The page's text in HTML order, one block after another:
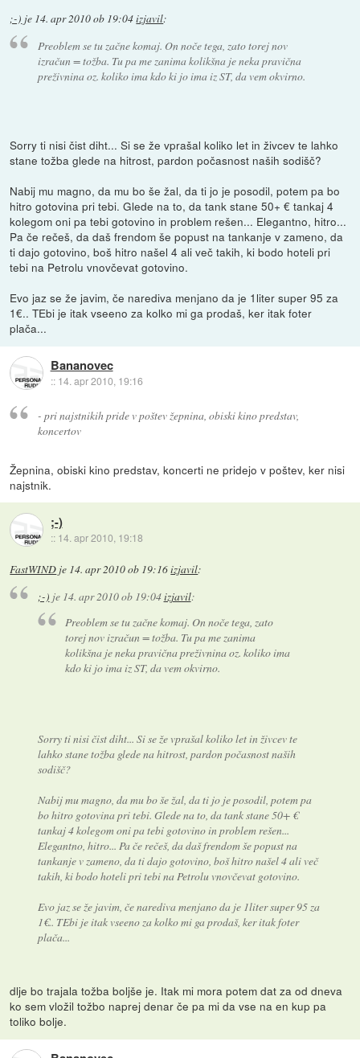
;-) je 14. apr 2010 ob 19:04izjavil:
Preoblem se tu začne komaj. On noče tega, zato torej nov
izračun = tožba. Tu pa me zanima kolikšna je neka pravična
preživnina oz. koliko ima kdo ki jo ima iz ST, da vem okvirno.
Sorry ti nisi čist diht... Si se že vprašal koliko let in živcev te lahko
stane tožba glede na hitrost, pardon počasnost naših sodišč?
Nabij mu magno, da mu bo še žal, da ti jo je posodil, potem pa bo
hitro gotovina pri tebi. Glede na to, da tank stane 50+ € tankaj 4
kolegom oni pa tebi gotovino in problem rešen... Elegantno, hitro...
Pa če rečeš, da daš frendom še popust na tankanje v zameno, da
ti dajo gotovino, boš hitro našel 4 ali več takih, ki bodo hoteli pri
tebi na Petrolu vnovčevat gotovino.
Evo jaz se že javim, če narediva menjano da je 1liter super 95 za
1€.. TEbi je itak vseeno za kolko mi ga prodaš, ker itak foter
plača...
Bananovec
:: 14. apr 2010, 19:16
- pri najstnikih pride v poštev žepnina, obiski kino predstav,
koncertov
Žepnina, obiski kino predstav, koncerti ne pridejo v poštev, ker nisi
najstnik.
;-)
:: 14. apr 2010, 19:18
FastWIND je 14. apr 2010 ob 19:16izjavil:
;-) je 14. apr 2010 ob 19:04izjavil:
Preoblem se tu začne komaj. On noče tega, zato
torej nov izračun = tožba. Tu pa me zanima
kolikšna je neka pravična preživnina oz. koliko ima
kdo ki jo ima iz ST, da vem okvirno.
Sorry ti nisi čist diht... Si se že vprašal koliko let in živcev te
lahko stane tožba glede na hitrost, pardon počasnost naših
sodišč?
Nabij mu magno, da mu bo še žal, da ti jo je posodil, potem pa
bo hitro gotovina pri tebi. Glede na to, da tank stane 50+ €
tankaj 4 kolegom oni pa tebi gotovino in problem rešen...
Elegantno, hitro... Pa če rečeš, da daš frendom še popust na
tankanje v zameno, da ti dajo gotovino, boš hitro našel 4 ali več
takih, ki bodo hoteli pri tebi na Petrolu vnovčevat gotovino.
Evo jaz se že javim, če narediva menjano da je 1liter super 95 za
1€.. TEbi je itak vseeno za kolko mi ga prodaš, ker itak foter
plača...
dlje bo trajala tožba boljše je. Itak mi mora potem dat za od dneva
ko sem vložil tožbo naprej denar če pa mi da vse na en kup pa
toliko bolje.